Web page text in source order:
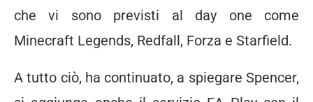
che vi sono previsti al day one come
Minecraft Legends, Redfall, Forza e Starfield.
A tutto ciò, ha continuato, a spiegare Spencer,